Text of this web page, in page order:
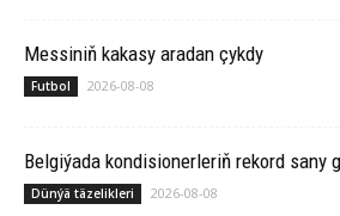
Messiniň kakasy aradan çykdy
Futbol 2026-08-08
Belgiýada kondisionerleriň rekord sany
Dünýä täzelikleri 2026-08-08